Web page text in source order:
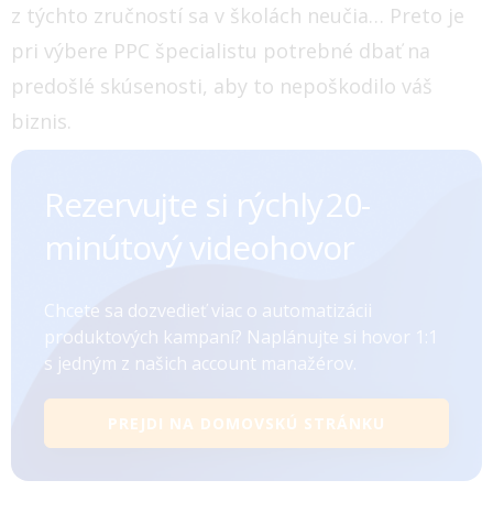
z týchto zručností sa v školách neučia… Preto je
pri výbere PPC špecialistu potrebné dbať na
predošlé skúsenosti, aby to nepoškodilo váš
biznis.
Rezervujte si rýchly ㅤㅤㅤㅤ20-
minútový videohovor
Chcete sa dozvedieť viac o automatizácii
produktových kampaní? Naplánujte si hovor 1:1
s jedným z našich account manažérov.
PREJDI NA DOMOVSKÚ STRÁNKU